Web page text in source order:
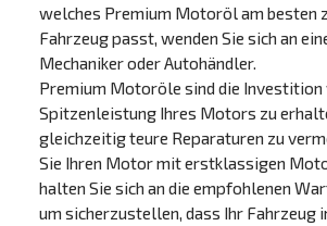
welches Premium Motoröl am besten
Fahrzeug passt, wenden Sie sich an
Mechaniker oder Autohändler.
Premium Motoröle sind die Investition
Spitzenleistung Ihres Motors zu
gleichzeitig teure Reparaturen zu
Sie Ihren Motor mit erstklassigen
halten Sie sich an die empfohlenen
um sicherzustellen, dass Ihr Fahrzeug